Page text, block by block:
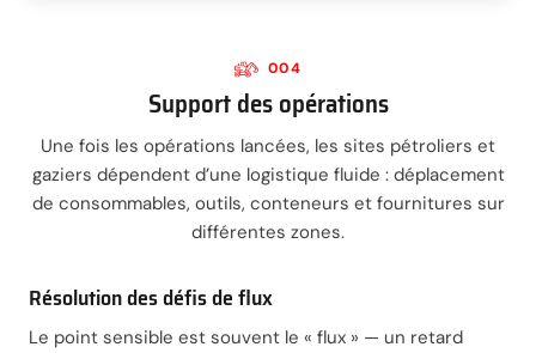
004
Support des opérations
Une fois les opérations lancées, les sites pétroliers et
gaziers dépendent d’une logistique fluide : déplacement
de consommables, outils, conteneurs et fournitures sur
différentes zones.
Résolution des défis de flux
Le point sensible est souvent le « flux » — un retard